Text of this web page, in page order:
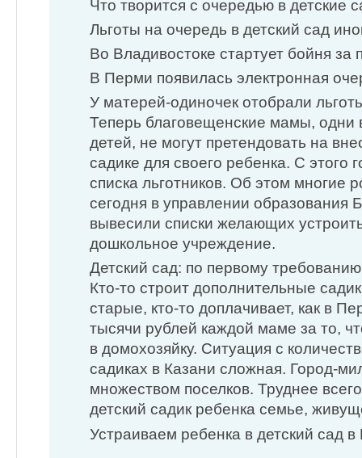
Что творится с очередью в детские
Льготы на очередь в детский сад
Во Владивостоке стартует бойня за
В Перми появилась электронная
У матерей-одиночек отобрали
Теперь благовещенские мамы,
детей, не могут претендовать на
садике для своего ребенка. С этого
списка льготников. Об этом многие
сегодня в управлении образования
вывесили списки желающих
дошкольное учреждение.
Детский сад: по первому
Кто-то строит дополнительные
старые, кто-то доплачивает, как в
тысячи рублей каждой маме за то,
в домохозяйку. Ситуация с
садиках в Казани сложная. Город-
множеством поселков. Труднее
детский садик ребенка семье,
Устраиваем ребенка в детский сад